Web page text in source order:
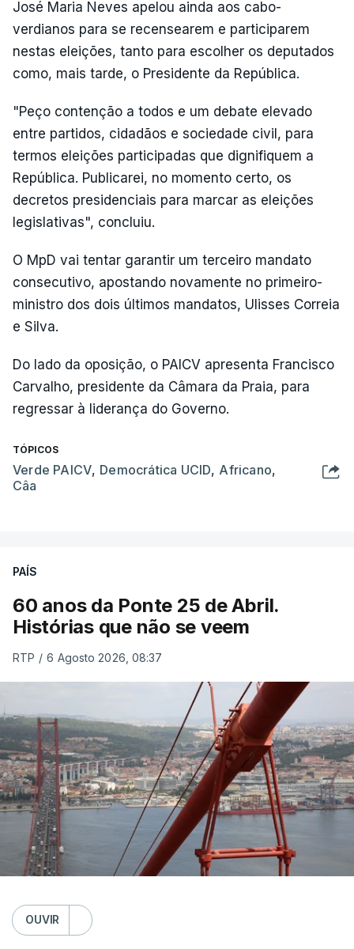
José Maria Neves apelou ainda aos cabo-
verdianos para se recensearem e participarem
nestas eleições, tanto para escolher os deputados
como, mais tarde, o Presidente da República.
"Peço contenção a todos e um debate elevado
entre partidos, cidadãos e sociedade civil, para
termos eleições participadas que dignifiquem a
República. Publicarei, no momento certo, os
decretos presidenciais para marcar as eleições
legislativas", concluiu.
O MpD vai tentar garantir um terceiro mandato
consecutivo, apostando novamente no primeiro-
ministro dos dois últimos mandatos, Ulisses Correia
e Silva.
Do lado da oposição, o PAICV apresenta Francisco
Carvalho, presidente da Câmara da Praia, para
regressar à liderança do Governo.
TÓPICOS
Verde PAICV, Democrática UCID, Africano,
Câa
PAÍS
60 anos da Ponte 25 de Abril.
Histórias que não se veem
RTP / 6 Agosto 2026, 08:37
OUVIR